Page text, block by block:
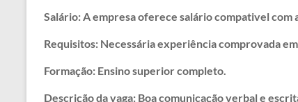
Salário: A empresa oferece salário compativel com
Requisitos: Necessária experiência comprovada
Formação: Ensino superior completo.
Descrição da vaga: Boa comunicação verbal e